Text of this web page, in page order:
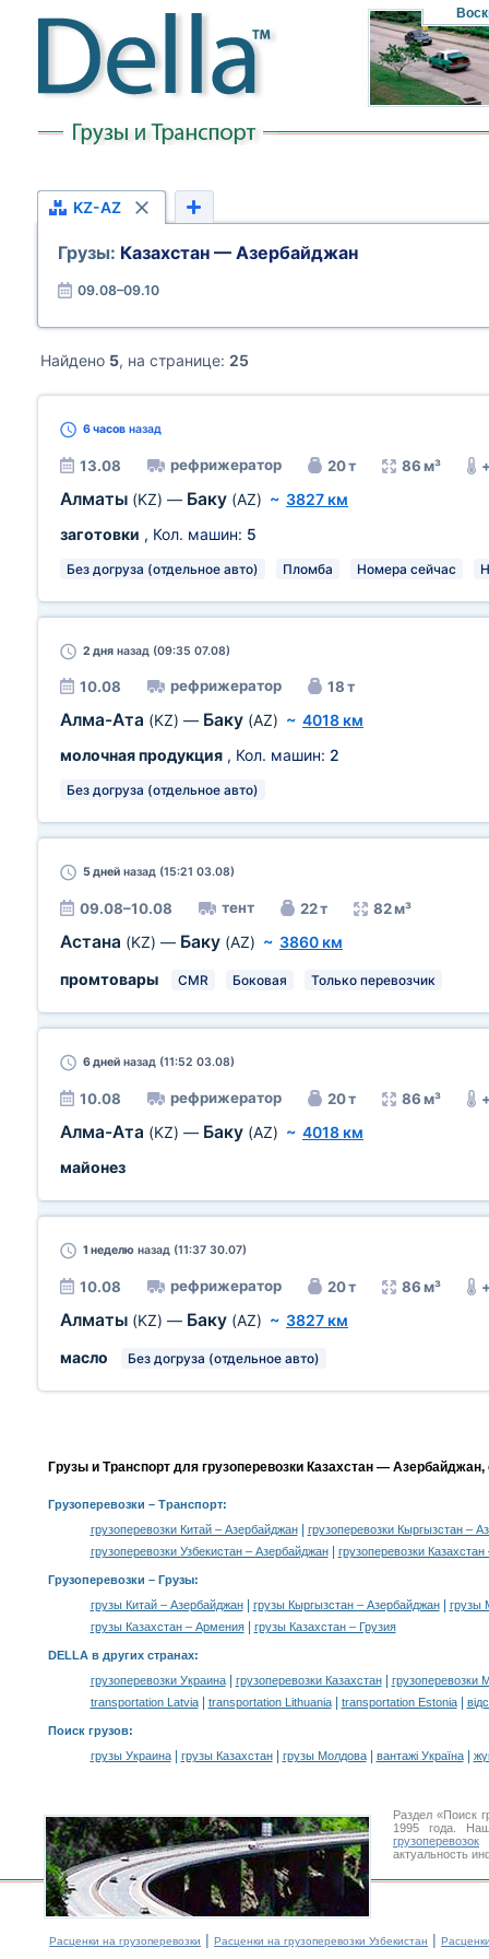
KZ-AZ
Грузы: Казахстан — Азербайджан
09.08–09.10
Найдено 5, на странице: 25
6 часов назад
13.08 рефрижератор 20 т 86 м³
Алматы (KZ) — Баку (AZ) ~ 3827 км
заготовки , Кол. машин: 5
Без догруза (отдельное авто) Пломба Номера сейчас
2 дня назад (09:35 07.08)
10.08 рефрижератор 18 т
Алма-Ата (KZ) — Баку (AZ) ~ 4018 км
молочная продукция , Кол. машин: 2
Без догруза (отдельное авто)
5 дней назад (15:21 03.08)
09.08–10.08 тент 22 т 82 м³
Астана (KZ) — Баку (AZ) ~ 3860 км
промтовары
CMR Боковая Только перевозчик
6 дней назад (11:52 03.08)
10.08 рефрижератор 20 т 86 м³
Алма-Ата (KZ) — Баку (AZ) ~ 4018 км
майонез
1 неделю назад (11:37 30.07)
10.08 рефрижератор 20 т 86 м³
Алматы (KZ) — Баку (AZ) ~ 3827 км
масло
Без догруза (отдельное авто)
Грузы и Транспорт для грузоперевозки Казахстан —
Грузоперевозки – Транспорт:
грузоперевозки Китай – Азербайджан|
грузоперевозки Кыргызстан –
грузоперевозки Узбекистан – Азербайджан| грузоперевозки
Грузоперевозки – Грузы:
грузы Китай – Азербайджан| грузы Кыргызстан – Азербайджан|
грузы
грузы Казахстан – Армения| грузы Казахстан – Грузия
DELLA в других странах:
грузоперевозки Украина| грузоперевозки Казахстан|
грузоперевозки
transportation Latvia| transportation Lithuania| transportation Estonia|
Поиск грузов:
грузы Украина| грузы Казахстан| грузы Молдова| вантажі Україна|
Раздел «Поиск
1995 года.
грузоперевозок
актуальность
Расценки на грузоперевозки | Расценки на грузоперевозки Узбекистан |